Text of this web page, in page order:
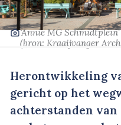
‘Annie MG
(bron: Kraaijvanger
Herontwikkeling
gericht op het
achterstanden van